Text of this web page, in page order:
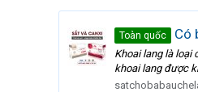
Toàn quốc Có
Khoai lang là loại
khoai lang được